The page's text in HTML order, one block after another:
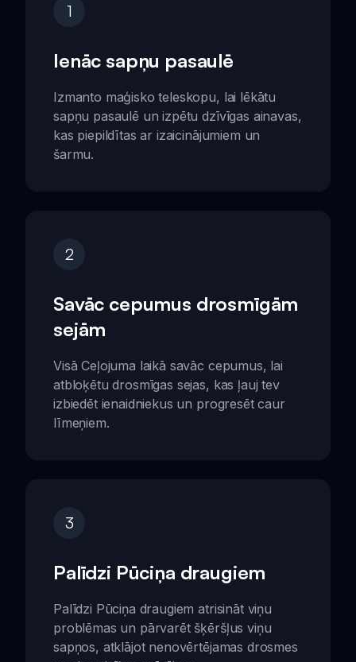
1
Ienāc sapņu pasaulē
Izmanto maģisko teleskopu, lai lēkātu
sapņu pasaulē un izpētu dzīvīgas ainavas,
kas piepildītas ar izaicinājumiem un
šarmu.
2
Savāc cepumus drosmīgām
sejām
Visā Ceļojuma laikā savāc cepumus, lai
atbloķētu drosmīgas sejas, kas ļauj tev
izbiedēt ienaidniekus un progresēt caur
līmeņiem.
3
Palīdzi Pūciņa draugiem
Palīdzi Pūciņa draugiem atrisināt viņu
problēmas un pārvarēt šķēršļus viņu
sapņos, atklājot nenovērtējamas drosmes